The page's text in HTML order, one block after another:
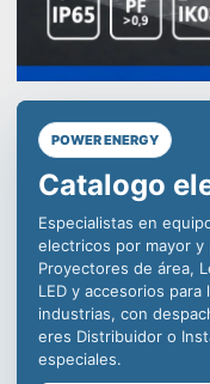
POWER ENERGY
Líderes en
iluminación
industria,
para
calidad
Somos especialistas